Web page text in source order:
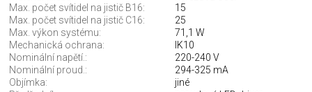
Max. počet svítidel na jistič B16:
15
Max. počet svítidel na jistič C16:
25
Max. výkon systému:
71,1 W
Mechanická ochrana:
IK10
Nominální napětí.:
220-240 V
Nominální proud.:
294-325 mA
Objímka:
jiné